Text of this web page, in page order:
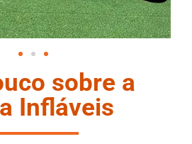
sobre a
Infláveis